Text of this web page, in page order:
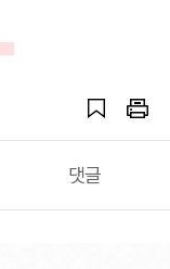
댓글